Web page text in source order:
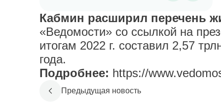
Кабмин расширил перечень
«Ведомости» со ссылкой на
итогам 2022 г. составил 2,57
года.
Подробнее: https://
Предыдущая новость